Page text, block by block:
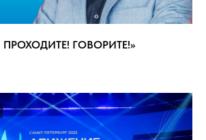
ПРОХОДИТЕ! ГОВОРИТЕ!»